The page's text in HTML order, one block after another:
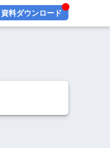
資料ダウンロード